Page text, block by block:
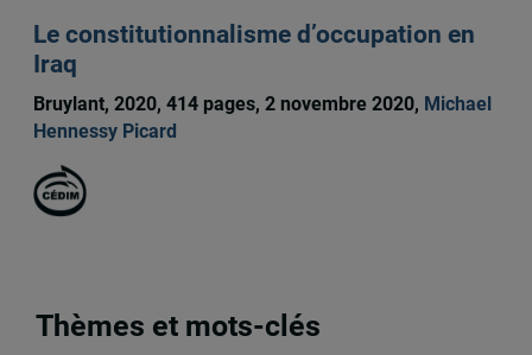
Le constitutionnalisme d’occupation en
Iraq
Bruylant, 2020, 414 pages, 2 novembre 2020, Michael
Hennessy Picard
Thèmes et mots-clés